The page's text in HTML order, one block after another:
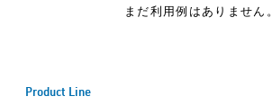
まだ利用例はありません。
Product Line